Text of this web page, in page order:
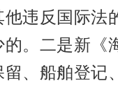
违反国际法
。二是新《
、船舶登记